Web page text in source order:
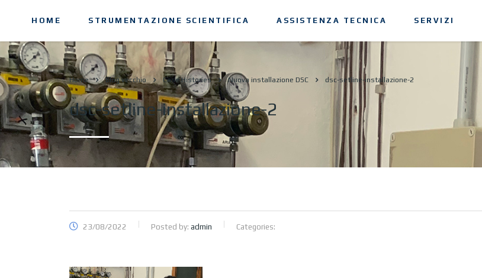
HOME STRUMENTAZIONE SCIENTIFICA ASSISTENZA TECNICA SERVIZI
Home Blog vecchio Case Histories Nuova installazione DSC dsc-setline-installazione-2
dsc-setline-installazione-2
23/08/2022 Posted by: admin Categories: